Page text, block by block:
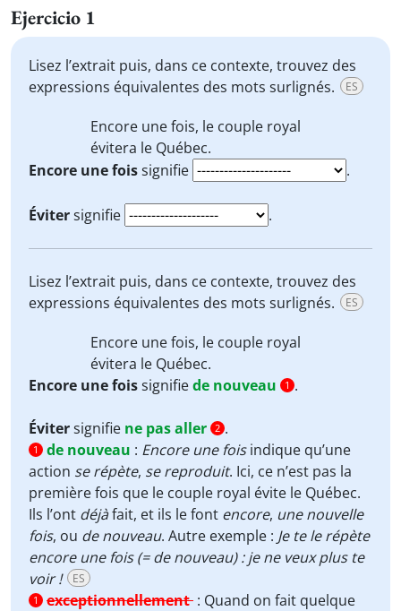
Ejercicio 1
Lisez l’extrait puis, dans ce contexte, trouvez des
expressions équivalentes des mots surlignés.
ES
Encore une fois, le couple royal
évitera le Québec.
Encore une foissignifie .
Évitersignifie .
Lisez l’extrait puis, dans ce contexte, trouvez des
expressions équivalentes des mots surlignés.
ES
Encore une fois, le couple royal
évitera le Québec.
Encore une foissignifiede nouveau 1 .
Évitersignifie ne pas aller 2 .
1 de nouveau : Encore une foisindique qu’une
action se répète, se reproduit. Ici, ce n’est pas la
première fois que le couple royal évite le Québec.
Ils l’ont déjàfait, et ils le font encore, une nouvelle
fois, ou de nouveau. Autre exemple : Je te le répète
encore une fois (= de nouveau) : je ne veux plus te
voir !
ES
1 exceptionnellement : Quand on fait quelque